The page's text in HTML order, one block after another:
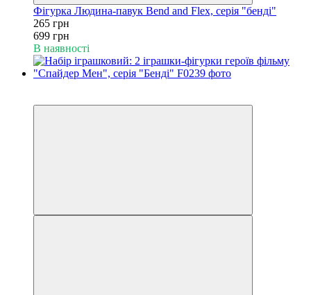
Фігурка Людина-павук Bend and Flex, серія "бенді"
265 грн
699 грн
В наявності